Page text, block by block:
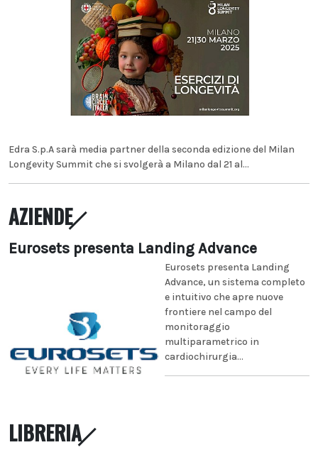
Edra S.p.A sarà media partner della seconda edizione del Milan
Longevity Summit che si svolgerà a Milano dal 21 al...
AZIENDE
Eurosets presenta Landing Advance
Eurosets presenta Landing
Advance, un sistema completo
e intuitivo che apre nuove
frontiere nel campo del
monitoraggio
multiparametrico in
cardiochirurgia...
LIBRERIA